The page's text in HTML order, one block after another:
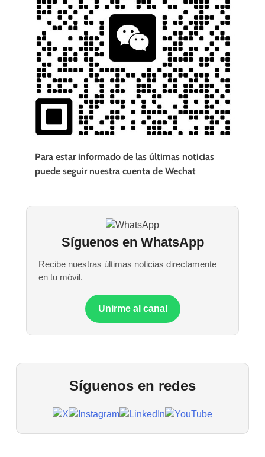
Para estar informado de las últimas noticias
puede seguir nuestra cuenta de Wechat
Síguenos en WhatsApp
Recibe nuestras últimas noticias directamente
en tu móvil.
Unirme al canal
Síguenos en redes